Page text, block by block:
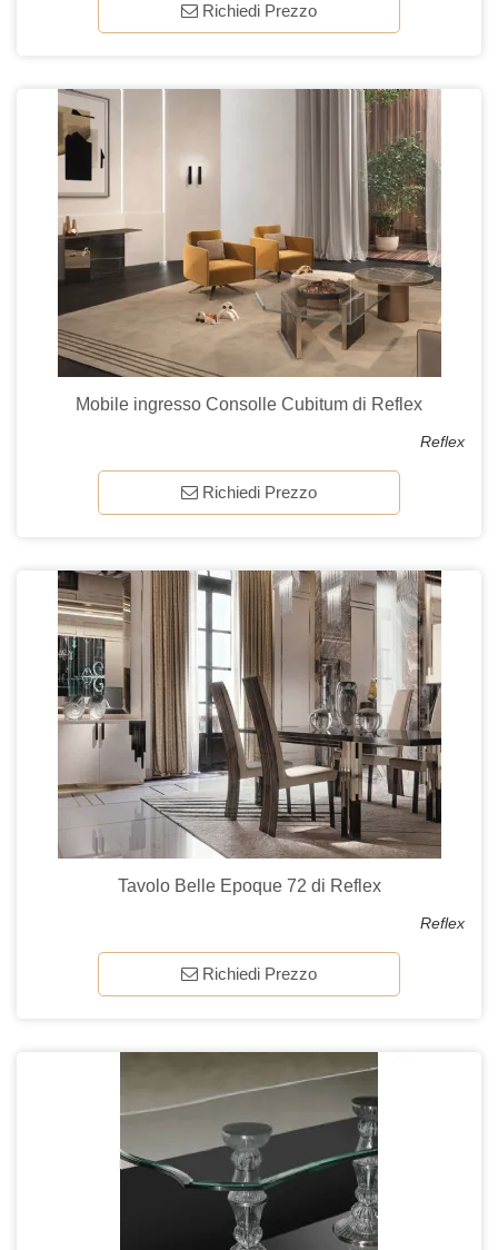
Richiedi Prezzo
Mobile ingresso Consolle Cubitum di Reflex
Reflex
Richiedi Prezzo
Tavolo Belle Epoque 72 di Reflex
Reflex
Richiedi Prezzo